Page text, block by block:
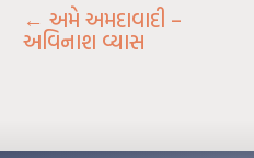
← અમે અમદાવાદી –
અવિનાશ વ્યાસ